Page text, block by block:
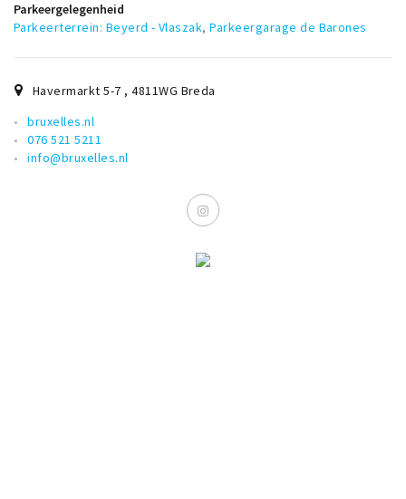
Studentenroutes
Party pics
Eten
Drinken
Parkeergelegenheid
Parkeerterrein: Beyerd - Vlaszak,Parkeergarage de Barones
Havermarkt 5-7 ,4811WG Breda
bruxelles.nl
076 521 5211
info@bruxelles.nl